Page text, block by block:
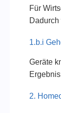
Für
1.b.i
Geräte
2.